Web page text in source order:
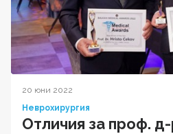
20 юни 2022
Неврохирургия
Отличия за проф.